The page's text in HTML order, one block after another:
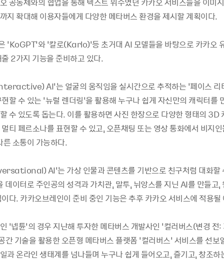
지 확대해 이용자들에게 다양한 메타버스 환경을 제시할 계획이다.
‘KoGPT’와 ‘칼로(Karlo)’등 초거대 AI 모델들을 바탕으로 카카오
2가지 기능을 준비하고 있다.
AI’는 얼굴의 움직임을 실시간으로 추적하는 ‘페이스 리
할 수 있는 ‘뉴럴 렌더링’을 활용해 누구나 쉽게 자신만의 캐릭터를
수 있도록 돕는다. 이를 활용하면 사진 한장으로 다양한 형태의 3D
티 페르소나를 표현할 수 있고, 오픈채팅 또는 영상 통화에서 비지
른 소통이 가능하다.
AI’는 가상 인물과 콘텐츠를 기반으로 친구처럼 대화할
데이터로 주인공의 성격과 가치관, 말투, 뉘앙스를 지닌 AI를 만들고,
다. 카카오브레인이 준비 중인 기능은 추후 카카오 서비스에 적용
‘넵튠’의 경우 지난해 투자한 메타버스 개발사인 ‘컬러버스(변경 전
간 기술을 활용한 오픈형 메타버스 플랫폼 ‘컬러버스’ 서비스를 선보
과 온라인 생태계를 넘나들며 누구나 쉽게 들어오고, 즐기고, 창조하